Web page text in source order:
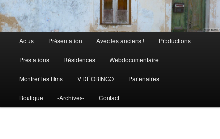
Aller au contenu principal
Aller au contenu secondaire
Actus Présentation Avec les anciens ! Productions
Prestations Résidences Webdocumentaire
Montrer les films VIDÉOBINGO Partenaires
Boutique -Archives- Contact